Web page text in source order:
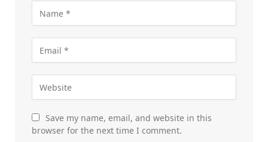
Save my name, email, and website in this
browser for the next time I comment.